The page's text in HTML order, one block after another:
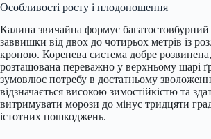
Особливості росту і плодоношення
Калина звичайна формує
заввишки від двох до чотирьох метрів із
кроною. Коренева система добре розвинена,
розташована переважно у верхньому шарі
зумовлює потребу в достатньому
відзначається високою зимостійкістю та
витримувати морози до мінус тридцяти
істотних пошкоджень.